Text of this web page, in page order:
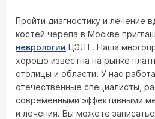
Пройти диагностику и лечение
костей черепа в Москве
неврологии ЦЭЛТ. Наша
хорошо известна на рынке
столицы и области. У нас
отечественные специалисты,
современными эффективными
и лечения. Вы можете